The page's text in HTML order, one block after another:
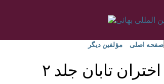
صفحه اصلی مؤلفين ديگر
اختران تابان جلد ۲‏